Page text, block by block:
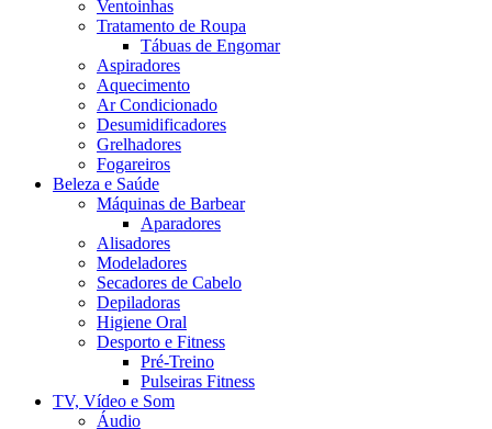
Ventoinhas
Tratamento de Roupa
Tábuas de Engomar
Aspiradores
Aquecimento
Ar Condicionado
Desumidificadores
Grelhadores
Fogareiros
Beleza e Saúde
Máquinas de Barbear
Aparadores
Alisadores
Modeladores
Secadores de Cabelo
Depiladoras
Higiene Oral
Desporto e Fitness
Pré-Treino
Pulseiras Fitness
TV, Vídeo e Som
Áudio